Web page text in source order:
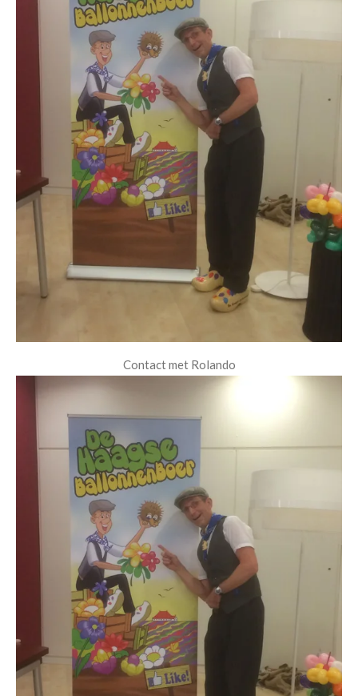
Contact met Rolando